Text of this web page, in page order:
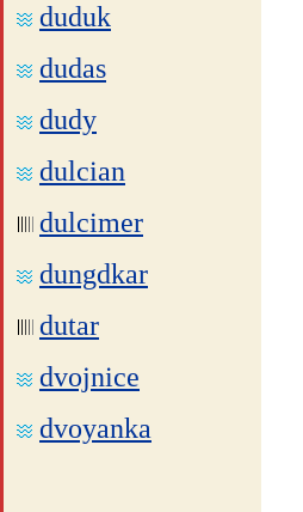
duduk
dudas
dudy
dulcian
dulcimer
dungdkar
dutar
dvojnice
dvoyanka